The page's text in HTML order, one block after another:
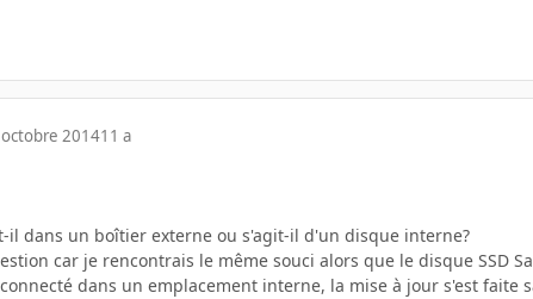
octobre 201411 a
il dans un boîtier externe ou s'agit-il d'un disque interne?
car je rencontrais le même souci alors que le disque SSD
dans un emplacement interne, la mise à jour s'est faite